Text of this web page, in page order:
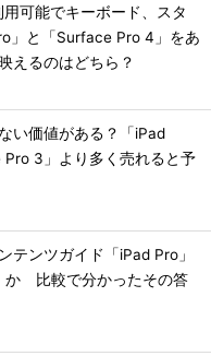
可能でキーボード、スタ
」と「Surface Pro 4」をあ
えるのはどちら？
い価値がある？「iPad
3」より多く売れると予
テンツガイド「iPad Pro」
か 比較で分かったその答